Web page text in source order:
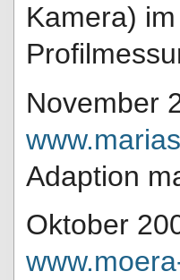
Kamera)
November
Adaption
Oktober